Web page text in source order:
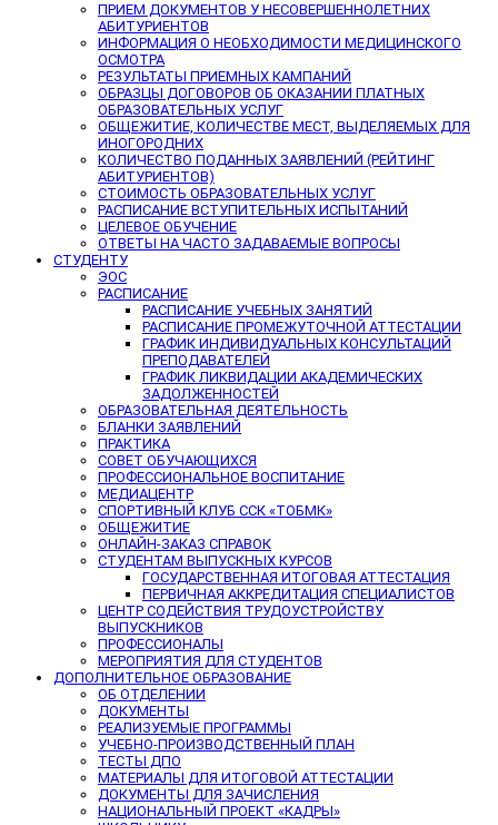
ПРИЕМ ДОКУМЕНТОВ У НЕСОВЕРШЕННОЛЕТНИХ
АБИТУРИЕНТОВ
ИНФОРМАЦИЯ О НЕОБХОДИМОСТИ МЕДИЦИНСКОГО
ОСМОТРА
РЕЗУЛЬТАТЫ ПРИЕМНЫХ КАМПАНИЙ
ОБРАЗЦЫ ДОГОВОРОВ ОБ ОКАЗАНИИ ПЛАТНЫХ
ОБРАЗОВАТЕЛЬНЫХ УСЛУГ
ОБЩЕЖИТИЕ, КОЛИЧЕСТВЕ МЕСТ, ВЫДЕЛЯЕМЫХ ДЛЯ
ИНОГОРОДНИХ
КОЛИЧЕСТВО ПОДАННЫХ ЗАЯВЛЕНИЙ (РЕЙТИНГ
АБИТУРИЕНТОВ)
СТОИМОСТЬ ОБРАЗОВАТЕЛЬНЫХ УСЛУГ
РАСПИСАНИЕ ВСТУПИТЕЛЬНЫХ ИСПЫТАНИЙ
ЦЕЛЕВОЕ ОБУЧЕНИЕ
ОТВЕТЫ НА ЧАСТО ЗАДАВАЕМЫЕ ВОПРОСЫ
СТУДЕНТУ
ЭОС
РАСПИСАНИЕ
РАСПИСАНИЕ УЧЕБНЫХ ЗАНЯТИЙ
РАСПИСАНИЕ ПРОМЕЖУТОЧНОЙ АТТЕСТАЦИИ
ГРАФИК ИНДИВИДУАЛЬНЫХ КОНСУЛЬТАЦИЙ
ПРЕПОДАВАТЕЛЕЙ
ГРАФИК ЛИКВИДАЦИИ АКАДЕМИЧЕСКИХ
ЗАДОЛЖЕННОСТЕЙ
ОБРАЗОВАТЕЛЬНАЯ ДЕЯТЕЛЬНОСТЬ
БЛАНКИ ЗАЯВЛЕНИЙ
ПРАКТИКА
СОВЕТ ОБУЧАЮЩИХСЯ
ПРОФЕССИОНАЛЬНОЕ ВОСПИТАНИЕ
МЕДИАЦЕНТР
СПОРТИВНЫЙ КЛУБ ССК «ТОБМК»
ОБЩЕЖИТИЕ
ОНЛАЙН-ЗАКАЗ СПРАВОК
СТУДЕНТАМ ВЫПУСКНЫХ КУРСОВ
ГОСУДАРСТВЕННАЯ ИТОГОВАЯ АТТЕСТАЦИЯ
ПЕРВИЧНАЯ АККРЕДИТАЦИЯ СПЕЦИАЛИСТОВ
ЦЕНТР СОДЕЙСТВИЯ ТРУДОУСТРОЙСТВУ
ВЫПУСКНИКОВ
ПРОФЕССИОНАЛЫ
МЕРОПРИЯТИЯ ДЛЯ СТУДЕНТОВ
ДОПОЛНИТЕЛЬНОЕ ОБРАЗОВАНИЕ
ОБ ОТДЕЛЕНИИ
ДОКУМЕНТЫ
РЕАЛИЗУЕМЫЕ ПРОГРАММЫ
УЧЕБНО-ПРОИЗВОДСТВЕННЫЙ ПЛАН
ТЕСТЫ ДПО
МАТЕРИАЛЫ ДЛЯ ИТОГОВОЙ АТТЕСТАЦИИ
ДОКУМЕНТЫ ДЛЯ ЗАЧИСЛЕНИЯ
НАЦИОНАЛЬНЫЙ ПРОЕКТ «КАДРЫ»